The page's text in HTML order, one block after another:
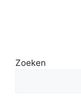
Zoeken